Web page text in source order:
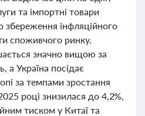
та імпортні товари
збереження інфляційного
споживчого ринку.
значно вищою за
а Україна посідає
за темпами зростання
році знизилася до 4,2%,
тиском у Китаї та